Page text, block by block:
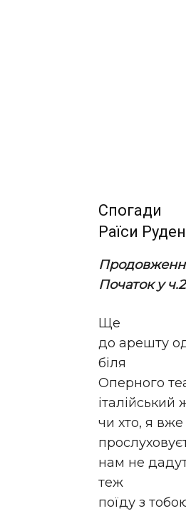
Спогади
Раїси
Початок у
Ще
до арешту
біля
Оперного
італійський
чи хто, я
нам не
теж
поїду з